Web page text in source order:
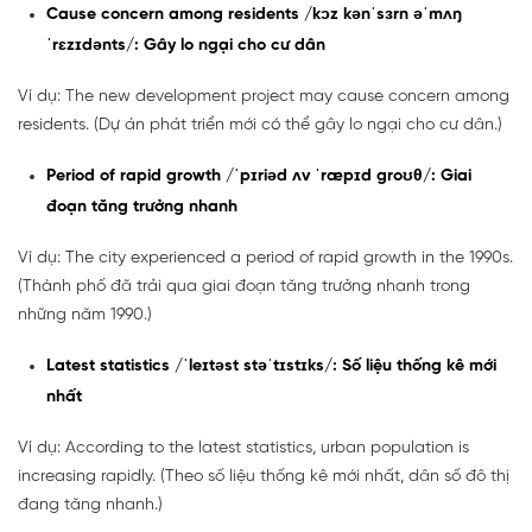
Cause concern among residents /kɔz kənˈsɜrn əˈmʌŋ
ˈrɛzɪdənts/: Gây lo ngại cho cư dân
Ví dụ: The new development project may cause concern among
residents. (Dự án phát triển mới có thể gây lo ngại cho cư dân.)
Period of rapid growth /ˈpɪriəd ʌv ˈræpɪd groʊθ/: Giai
đoạn tăng trưởng nhanh
Ví dụ: The city experienced a period of rapid growth in the 1990s.
(Thành phố đã trải qua giai đoạn tăng trưởng nhanh trong
những năm 1990.)
Latest statistics /ˈleɪtəst stəˈtɪstɪks/: Số liệu thống kê mới
nhất
Ví dụ: According to the latest statistics, urban population is
increasing rapidly. (Theo số liệu thống kê mới nhất, dân số đô thị
đang tăng nhanh.)